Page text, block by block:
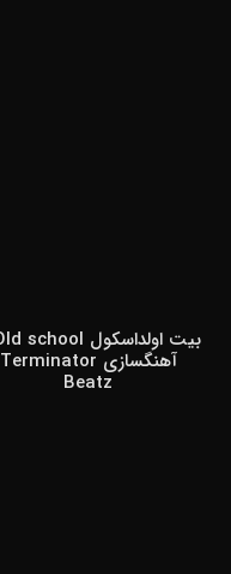
آهنگسازی Terminator
Beatz